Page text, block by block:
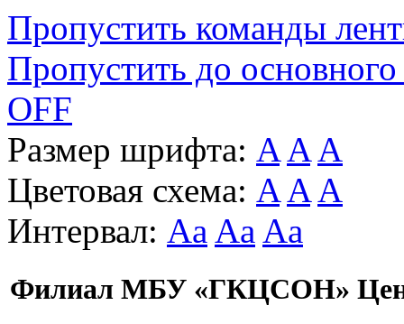
Пропустить команды
Пропустить до основного
OFF
Размер шрифта: A A A
Цветовая схема: A A A
Интервал: Aa Aa Aa
Филиал МБУ «ГКЦСОН»